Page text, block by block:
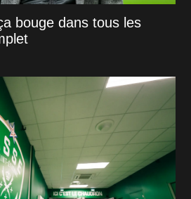
bouge dans tous les